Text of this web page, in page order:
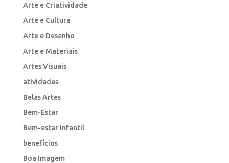
Arte e Criatividade
Arte e Cultura
Arte e Desenho
Arte e Materiais
Artes Visuais
atividades
Belas Artes
Bem-Estar
Bem-estar Infantil
benefícios
Boa Imagem